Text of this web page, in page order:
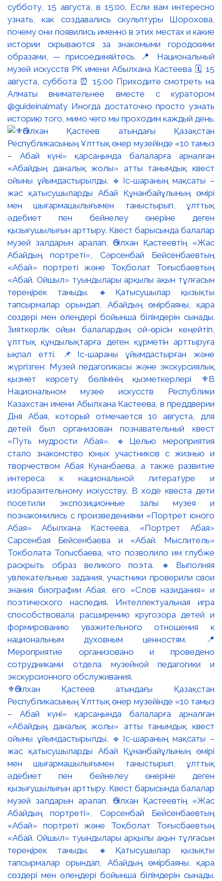
субботу, 15 августа, в 15:00. Если вам интересно
узнать, как создавались скульптуры Шорохова,
почему они появились именно в этих местах и какие
истории скрываются за знакомыми городскими
образами, — присоединяйтесь. 📍 Национальный
музей искусств РК имени Абылхана Кастеева 🗓 15
августа, суббота ⏰ 15:00 Приходите смотреть на
Алматы внимательнее вместе с куратором
@guideinalmaty Иногда достаточно просто узнать
историю того, мимо чего мы проходим каждый день.
⚜️Әбілхан Қастеев атындағы Қазақстан
Республикасының Ұлттық өнер музейінде «10 тамыз
– Абай күні» қарсаңында балаларға арналған
«Абайдың даналық жолы» атты танымдық квест
ойыны ұйымдастырылды. 🔹Іс-шараның мақсаты –
жас қатысушыларды Абай Құнанбайұлының өмірі
мен шығармашылығымен таныстырып, ұлттық
әдебиет пен бейнелеу өнеріне деген
қызығушылығын арттыру. Квест барысында балалар
музей залдарын аралап, Әбілхан Қастеевтің «Жас
Абайдың портреті», Сәрсенбай Бейсенбаевтың
«Абай» портреті және Тоқболат Тоғысбаевтың
«Абай. Ойшыл» туындылары арқылы ақын тұлғасын
тереңірек таныды. 🔸Қатысушылар қызықты
тапсырмалар орындап, Абайдың өмірбаяны, қара
сөздері мен өлеңдері бойынша білімдерін сынады.